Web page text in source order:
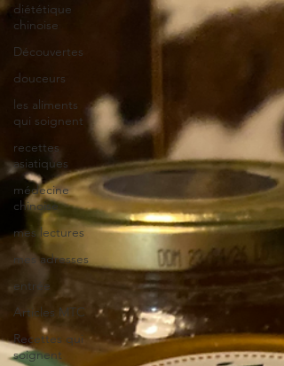
diététique
chinoise
Découvertes
douceurs
les aliments
qui soignent
recettes
asiatiques
médecine
chinoise
mes lectures
mes adresses
entrée
Articles MTC
Recettes qui
soignent